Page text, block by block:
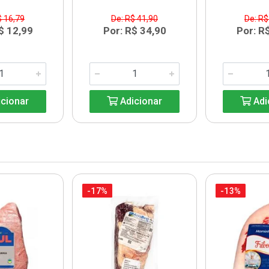
16,79
12,99
De: R$ 41,90
Por: R$ 34,90
Adicionar
De:
Por:
-17% -13%